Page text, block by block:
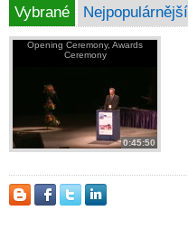
Vybrané Nejpopulárnější
Opening Ceremony, Awards
Ceremony
0:45:50